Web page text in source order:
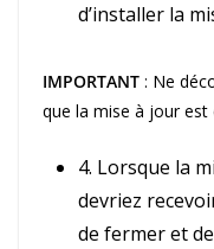
d’installer la
IMPORTANT : Ne
que la mise à jour est
4. Lorsque la
devriez
de fermer et